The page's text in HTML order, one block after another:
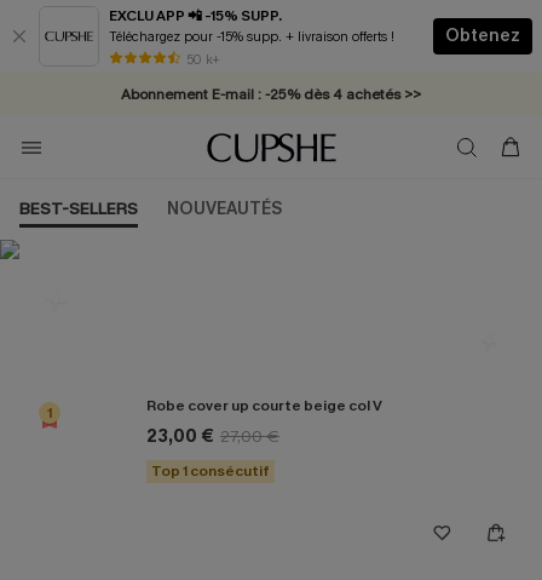
EXCLU APP 📲 -15% SUPP.
Téléchargez pour -15% supp. + livraison offerts !
50 k+
Obtenez
* Livraison éclair 2-3 jours ouvrés >>
Abonnement E-mail : -25% dès 4 achetés >>
BEST-SELLERS NOUVEAUTÉS
1 Robe cover up courte beige col V
23,00 € 27,00 €
Top 1 consécutif